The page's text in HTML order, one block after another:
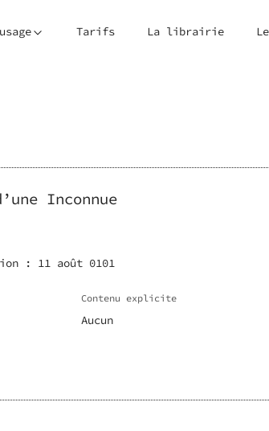
Tarifs La librairie
Inconnue
: 11 août 0101
Contenu explicite
Aucun